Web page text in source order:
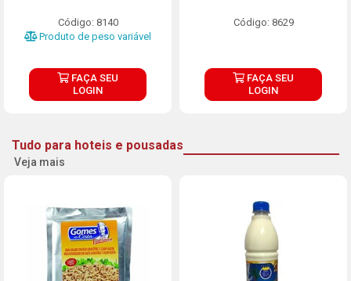
Código: 8140
Produto de peso variável
FAÇA SEU
LOGIN
Código: 8629
FAÇA SEU
LOGIN
Tudo para hoteis e pousadas
Veja mais